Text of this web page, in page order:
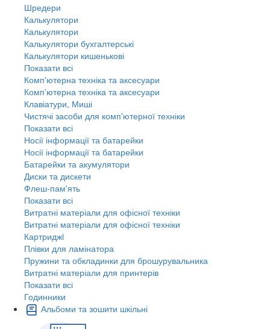
Шредери
Калькулятори
Калькулятори
Калькулятори бухгалтерські
Калькулятори кишенькові
Показати всі
Комп'ютерна техніка та аксесуари
Комп'ютерна техніка та аксесуари
Клавіатури, Миші
Чистячі засоби для комп'ютерної техніки
Показати всі
Носії інформації та батарейки
Носії інформації та батарейки
Батарейки та акумулятори
Диски та дискети
Флеш-пам'ять
Показати всі
Витратні матеріали для офісної техніки
Витратні матеріали для офісної техніки
Картриджi
Плівки для ламінатора
Пружини та обкладинки для брошурувальника
Витратні матеріали для принтерів
Показати всі
Годинники
Альбоми та зошити шкільні